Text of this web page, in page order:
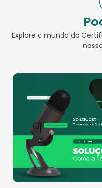
Explore o mundo da